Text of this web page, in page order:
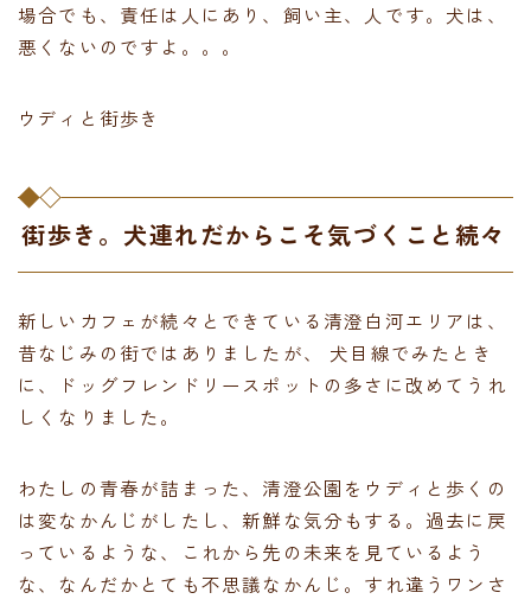
場合でも、責任は人にあり、飼い主、人です。犬は、
悪くないのですよ。。。
ウディと街歩き
街歩き。犬連れだからこそ気づくこと続々
新しいカフェが続々とできている清澄白河エリアは、
昔なじみの街ではありましたが、 犬目線でみたとき
に、ドッグフレンドリースポットの多さに改めてうれ
しくなりました。
わたしの青春が詰まった、清澄公園をウディと歩くの
は変なかんじがしたし、新鮮な気分もする。過去に戻
っているような、これから先の未来を見ているよう
な、なんだかとても不思議なかんじ。すれ違うワンさ